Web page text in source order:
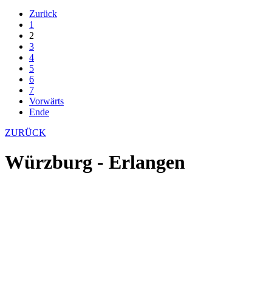
Zurück
1
2
3
4
5
6
7
Vorwärts
Ende
ZURÜCK
Würzburg - Erlangen